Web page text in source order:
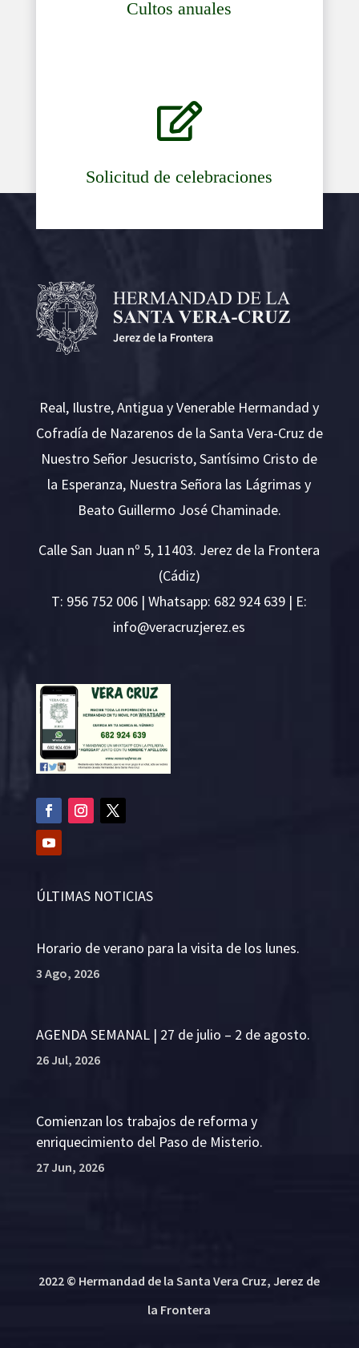
Cultos anuales

Solicitud de celebraciones
Real, Ilustre, Antigua y Venerable Hermandad y
Cofradía de Nazarenos de la Santa Vera-Cruz de
Nuestro Señor Jesucristo, Santísimo Cristo de
la Esperanza, Nuestra Señora las Lágrimas y
Beato Guillermo José Chaminade.
Calle San Juan nº 5, 11403. Jerez de la Frontera
(Cádiz)
T: 956 752 006 | Whatsapp: 682 924 639 | E:
se.ze
rejzu
rcare
v@ofn
i
ÚLTIMAS NOTICIAS
Horario de verano para la visita de los lunes.
3 Ago, 2026
AGENDA SEMANAL | 27 de julio – 2 de agosto.
26 Jul, 2026
Comienzan los trabajos de reforma y
enriquecimiento del Paso de Misterio.
27 Jun, 2026
2022 © Hermandad de la Santa Vera Cruz, Jerez de
la Frontera